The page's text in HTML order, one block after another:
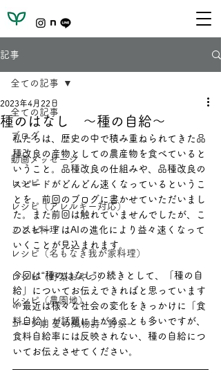
記事
全ての記事
ブログ
動画メッセージ
レシピ
レシピ（アレルギー対応）
こども料理
レシピ（名もなき我が家料理）
レシピ（野菜おやつ）
レシピ（農園地）
コーン期 夏の風物詩 ｰ野祭ｰ
全ての記事
種のはなし ～種の自給～
2023年4月22日
私たちは、歴史の中で積み重ねられてきた品
種改良の産物としての農産物を食べていると
いうこと。品種改良の仕組みや、品種改良の
スピードがどんどん速くなっているというこ
とを、前回のブログに書かせていただいまし
た。また前回は触れていませんでしたが、こ
のスピードはAIの進化により益々速くなって
いくことが見込まれます。
今回は“種のはなし”の続きとして、「種の自
給」についてお伝えできればと思っています
🌱最近は様々な社会の変化をきっかけに「食
料自給」が話題に上がることも多いですが、
食料自給率には反映されない、種の自給につ
いてお伝えさせてください。